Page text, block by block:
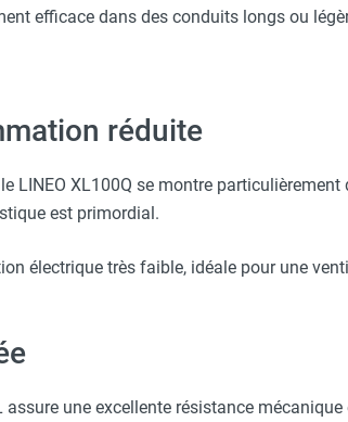
efficace dans des conduits longs ou
réduite
LINEO XL100Q se montre particulièrement
est primordial.
électrique très faible, idéale pour une
une excellente résistance mécanique